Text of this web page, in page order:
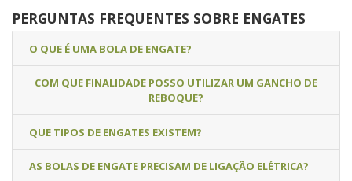
PERGUNTAS FREQUENTES SOBRE ENGATES
O QUE É UMA BOLA DE ENGATE?
COM QUE FINALIDADE POSSO UTILIZAR UM GANCHO DE
REBOQUE?
QUE TIPOS DE ENGATES EXISTEM?
AS BOLAS DE ENGATE PRECISAM DE LIGAÇÃO ELÉTRICA?